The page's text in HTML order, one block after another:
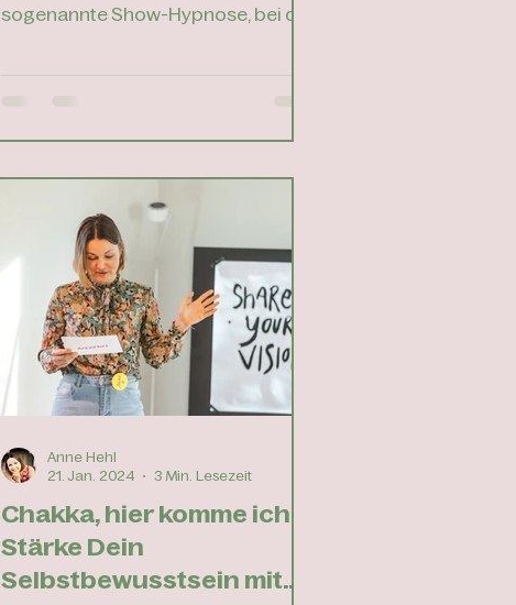
sogenannte Show-Hypnose, bei der
Chakka, hier komme ich. -
Stärke Dein
Selbstbewusstsein mit
Anne Hehl
21. Jan. 2024
3 Min. Lesezeit